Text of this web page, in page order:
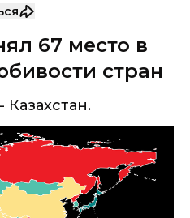
67 место в
стран